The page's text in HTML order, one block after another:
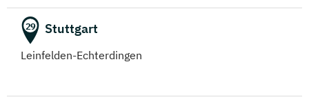
29 Stuttgart
Leinfelden-Echterdingen